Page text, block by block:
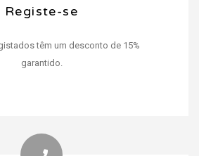
Registe-se
têm um desconto de 15%
garantido.
Registe-se
e promoções exclusivas.